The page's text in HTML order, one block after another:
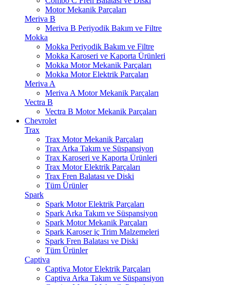
Motor Mekanik Parçaları
Meriva B
Meriva B Periyodik Bakım ve Filtre
Mokka
Mokka Periyodik Bakım ve Filtre
Mokka Karoseri ve Kaporta Ürünleri
Mokka Motor Mekanik Parçaları
Mokka Motor Elektrik Parçaları
Meriva A
Meriva A Motor Mekanik Parçaları
Vectra B
Vectra B Motor Mekanik Parçaları
Chevrolet
Trax
Trax Motor Mekanik Parçaları
Trax Arka Takım ve Süspansiyon
Trax Karoseri ve Kaporta Ürünleri
Trax Motor Elektrik Parçaları
Trax Fren Balatası ve Diski
Tüm Ürünler
Spark
Spark Motor Elektrik Parçaları
Spark Arka Takım ve Süspansiyon
Spark Motor Mekanik Parçaları
Spark Karoser iç Trim Malzemeleri
Spark Fren Balatası ve Diski
Tüm Ürünler
Captiva
Captiva Motor Elektrik Parçaları
Captiva Arka Takım ve Süspansiyon